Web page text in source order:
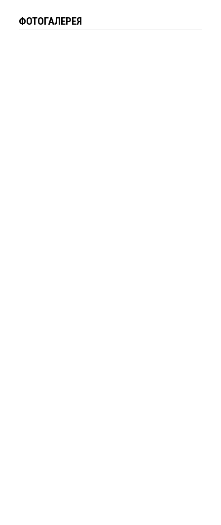
ФОТОГАЛЕРЕЯ